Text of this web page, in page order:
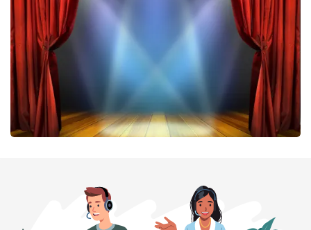
224 laatste 30 minuten
BESTEL NU
BESTEL NU